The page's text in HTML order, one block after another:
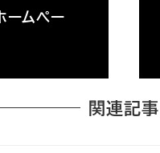
ームペー
関連記事